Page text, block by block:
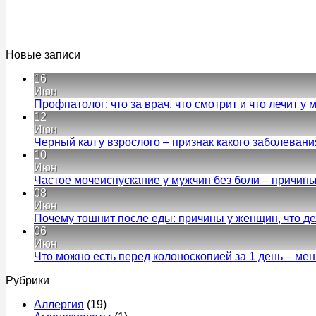
Новые записи
16
Июн
Профпатолог: что за врач, что смотрит и что лечит у
12
Июн
Черный кал у взрослого – признак какого
10
Июн
Частое мочеиспускание у мужчин без боли –
08
Июн
Почему тошнит после еды: причины у женщин, что
06
Июн
Что можно есть перед колоноскопией за 1 день –
Рубрики
Аллергия (19)